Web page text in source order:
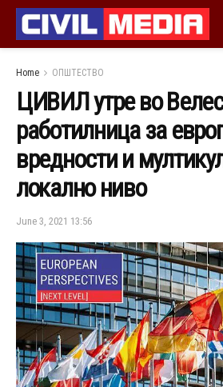
Home ОПШТЕСТВО
ЦИВИЛ утре во
работилница за
вредности и
локално ниво
June 3, 2021 13:56